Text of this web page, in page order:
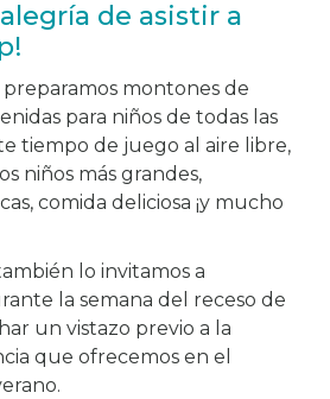
de asistir a
preparamos montones de
para niños de todas las
tiempo de juego al aire libre,
niños más grandes,
comida deliciosa ¡y mucho
lo invitamos a
la semana del receso de
un vistazo previo a la
que ofrecemos en el